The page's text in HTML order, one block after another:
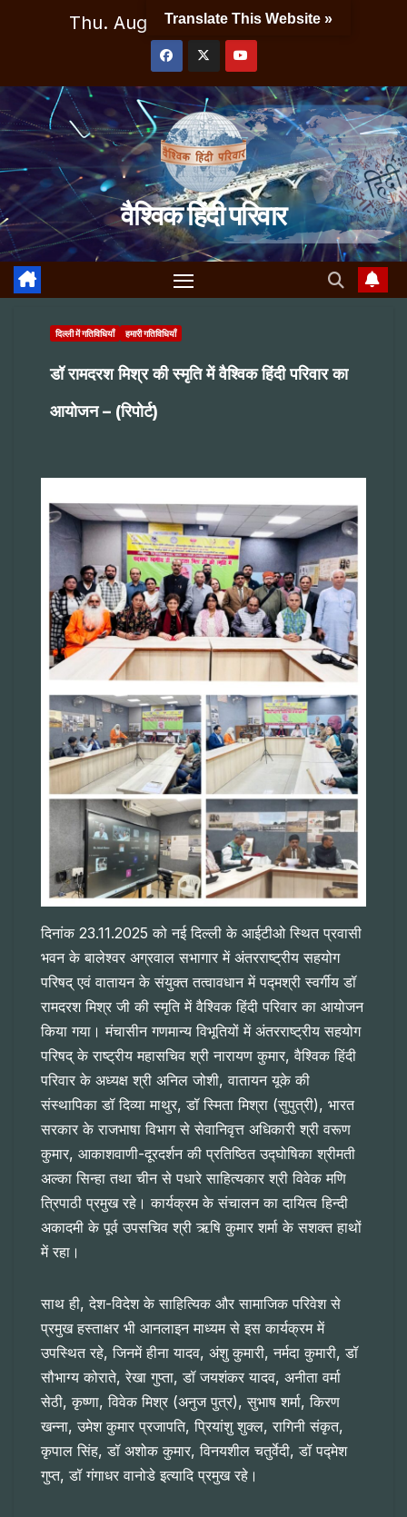
Thu. Aug 6th, 2026 7:33:29 AM
वैश्विक हिंदी परिवार
दिल्ली में गतिविधियाँ हमारी गतिविधियाँ
डॉ रामदरश मिश्र की स्मृति में वैश्विक हिंदी परिवार का
आयोजन – (रिपोर्ट)
दिनांक 23.11.2025 को नई दिल्ली के आईटीओ स्थित प्रवासी
भवन के बालेश्वर अग्रवाल सभागार में अंतरराष्ट्रीय सहयोग
परिषद् एवं वातायन के संयुक्त तत्वावधान में पद्मश्री स्वर्गीय डॉ
रामदरश मिश्र जी की स्मृति में वैश्विक हिंदी परिवार का आयोजन
किया गया। मंचासीन गणमान्य विभूतियों में अंतरराष्ट्रीय सहयोग
परिषद् के राष्ट्रीय महासचिव श्री नारायण कुमार, वैश्विक हिंदी
परिवार के अध्यक्ष श्री अनिल जोशी, वातायन यूके की
संस्थापिका डॉ दिव्या माथुर, डॉ स्मिता मिश्रा (सुपुत्री), भारत
सरकार के राजभाषा विभाग से सेवानिवृत्त अधिकारी श्री वरूण
कुमार, आकाशवाणी-दूरदर्शन की प्रतिष्ठित उद्घोषिका श्रीमती
अल्का सिन्हा तथा चीन से पधारे साहित्यकार श्री विवेक मणि
त्रिपाठी प्रमुख रहे। कार्यक्रम के संचालन का दायित्व हिन्दी
अकादमी के पूर्व उपसचिव श्री ऋषि कुमार शर्मा के सशक्त हाथों
में रहा।
साथ ही, देश-विदेश के साहित्यिक और सामाजिक परिवेश से
प्रमुख हस्ताक्षर भी आनलाइन माध्यम से इस कार्यक्रम में
उपस्थित रहे, जिनमें हीना यादव, अंशु कुमारी, नर्मदा कुमारी, डॉ
सौभाग्य कोराते, रेखा गुप्ता, डॉ जयशंकर यादव, अनीता वर्मा
सेठी, कृष्णा, विवेक मिश्र (अनुज पुत्र), सुभाष शर्मा, किरण
खन्ना, उमेश कुमार प्रजापति, प्रियांशु शुक्ल, रागिनी संकृत,
कृपाल सिंह, डॉ अशोक कुमार, विनयशील चतुर्वेदी, डॉ पद्मेश
गुप्त, डॉ गंगाधर वानोडे इत्यादि प्रमुख रहे।
Translate This Website »